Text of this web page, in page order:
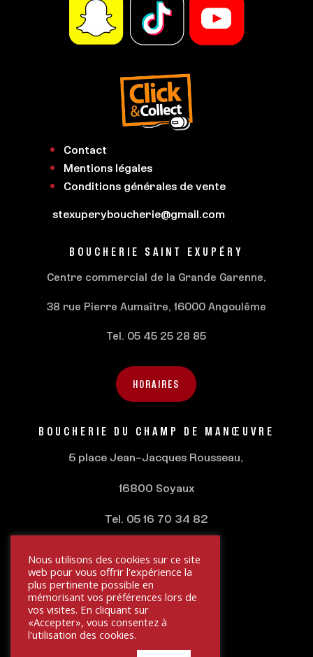
Contact
Mentions légales
Conditions générales de vente
stexuperyboucherie@gmail.com
BOUCHERIE SAINT EXUPÉRY
Centre commercial de la Grande Garenne,
38 rue Pierre Aumaître, 16000 Angoulême
Tel. 05 45 25 28 85
HORAIRES
BOUCHERIE DU CHAMP DE MANŒUVRE
5 place Jean-Jacques Rousseau,
16800 Soyaux
Tel. 05 16 70 34 82
HORAIRES
Nous utilisons des cookies sur ce site
web pour vous offrir l'expérience la
plus pertinente possible en
mémorisant vos préférences lors de
vos visites. En cliquant sur
«Accepter», vous consentez à
l'utilisation des cookies.